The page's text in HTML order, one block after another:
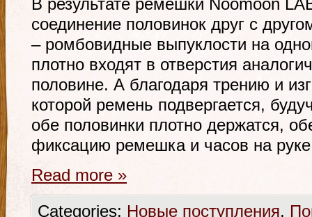
В результате ремешки Noomoon
соединение половинок друг с
– ромбовидные выпуклости на
плотно входят в отверстия
половине. А благодаря трению и
которой ремень подвергается,
обе половинки плотно держатся,
фиксацию ремешка и часов на
Read more »
Categories: Новые поступления,